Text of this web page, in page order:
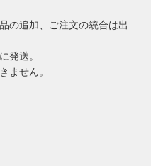
の追加、ご注文の統合は出
発送。
ません。